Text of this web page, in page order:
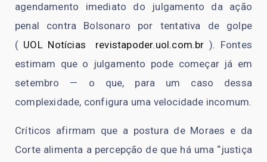
agendamento imediato do julgamento da ação
penal contra Bolsonaro por tentativa de golpe
( UOL Notícias revistapoder.uol.com.br ). Fontes
estimam que o julgamento pode começar já em
setembro — o que, para um caso dessa
complexidade, configura uma velocidade incomum.
Críticos afirmam que a postura de Moraes e da
Corte alimenta a percepção de que há uma “justiça